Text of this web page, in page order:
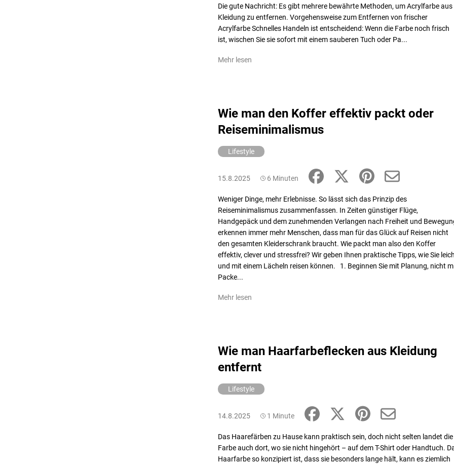
Die gute Nachricht: Es gibt mehrere bewährte Methoden, um Acrylfarbe aus
Kleidung zu entfernen. Vorgehensweise zum Entfernen von frischer
Acrylfarbe Schnelles Handeln ist entscheidend: Wenn die Farbe noch frisch
ist, wischen Sie sie sofort mit einem sauberen Tuch oder Pa...
Mehr lesen
Wie man den Koffer effektiv packt oder
Reiseminimalismus
Lifestyle
15.8.2025 6 Minuten
Weniger Dinge, mehr Erlebnisse. So lässt sich das Prinzip des
Reiseminimalismus zusammenfassen. In Zeiten günstiger Flüge,
Handgepäck und dem zunehmenden Verlangen nach Freiheit und
erkennen immer mehr Menschen, dass man für das Glück auf Reisen nicht
den gesamten Kleiderschrank braucht. Wie packt man also den Koffer
effektiv, clever und stressfrei? Wir geben Ihnen praktische Tipps, wie Sie
und mit einem Lächeln reisen können. 1. Beginnen Sie mit Planung, nicht
Packe...
Mehr lesen
Wie man Haarfarbeflecken aus Kleidung
entfernt
Lifestyle
14.8.2025 1 Minute
Das Haarefärben zu Hause kann praktisch sein, doch nicht selten landet die
Farbe auch dort, wo sie nicht hingehört – auf dem T-Shirt oder Handtuch.
Haarfarbe so konzipiert ist, dass sie besonders lange hält, kann es ziemlich